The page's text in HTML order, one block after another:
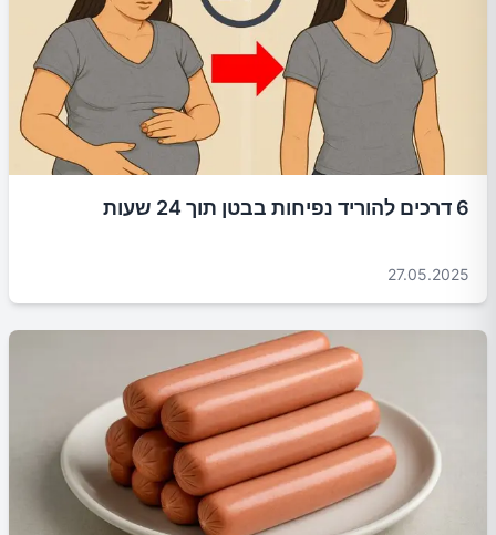
6 דרכים להוריד נפיחות בבטן תוך 24 שעות
27.05.2025